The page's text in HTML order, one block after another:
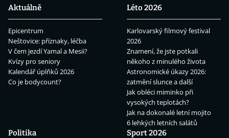
Aktuálně
Epicentrum
Neštovice: příznaky, léčba
V čem jezdí Yamal a Mesii?
Kvízy pro seniory
Kalendář úplňků 2026
Co je bodycount?
Léto 2026
Karlovarský filmový festival
2026
Znamení, že jste potkali
někoho z minulého života
Astronomické úkazy 2026:
zatmění slunce a další
Jak obléci miminko při
vysokých teplotách?
Jak na dokonalé letní mojito
6 lehkých letních salátů
Politika
Sport 2026